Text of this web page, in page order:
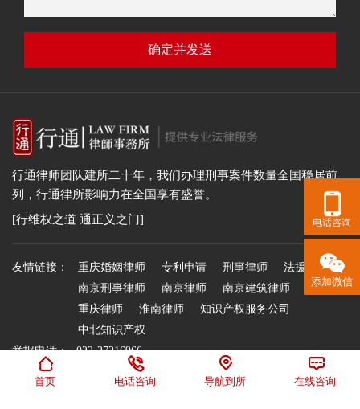
确定并发送
行通律师团队建所二十年，我们办理刑事案件数量全国稳居前
列，行通律所影响力在全国享有盛誉。
[行维权之道 通正义之门]
友情链接： 重庆婚姻律师 专利申请 刑事律师
法援吧
南京刑事律师
南京律师
南京建筑律师
重庆律师
淮南律师
知识产权服务公司
中北知识产权
举报电话：
022-27216966
举报邮箱：
office @xingtonglvsuo.com

首页

电话咨询

导航到所

在线咨询

电话咨询
